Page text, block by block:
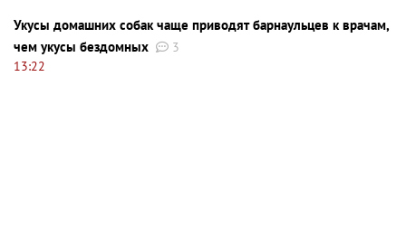
Укусы домашних собак чаще приводят барнаульцев к врачам,
чем укусы бездомных
3
13:22